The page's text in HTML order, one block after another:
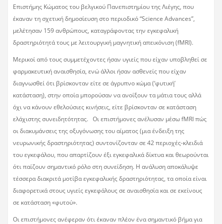
Επιστήμης Κώματος του βελγικού Πανεπιστημίου της Λιέγης, που
έκαναν τη σχετική δημοσίευση στο περιοδικό “Science Advances”,
μελέτησαν 159 ανθρώπους, καταγράφοντας την εγκεφαλική
δραστηριότητά τους με λειτουργική μαγνητική απεικόνιση (fMRI).
Μερικοί από τους συμμετέχοντες ήσαν υγιείς που είχαν υποβληθεί σε
φαρμακευτική αναισθησία, ενώ άλλοι ήσαν ασθενείς που είχαν
διαγνωσθεί ότι βρίσκονταν είτε σε άγρυπνο κώμα (‘φυτική’
κατάσταση), στην οποία μπορούσαν να ανοίξουν τα μάτια τους αλλά
όχι να κάνουν εθελούσιες κινήσεις, είτε βρίσκονταν σε κατάσταση
ελάχιστης συνειδητότητας. Οι επιστήμονες ανέλυσαν μέσω fMRI πώς
οι διακυμάνσεις της οξυγόνωσης του αίματος (μια ένδειξη της
νευρωνικής δραστηριότητας) συντονίζονταν σε 42 περιοχές-κλειδιά
του εγκεφάλου, που απαρτίζουν έξι εγκεφαλικά δίκτυα και θεωρούνται
ότι παίζουν σημαντικό ρόλο στη συνείδηση. Η ανάλυση αποκάλυψε
τέσσερα διακριτά μοτίβα εγκεφαλικής δραστηριότητας, τα οποία είναι
διαφορετικά στους υγιείς εγκεφάλους σε αναισθησία και σε εκείνους
σε κατάσταση «φυτού».
Οι επιστήμονες ανέφεραν ότι έκαναν πλέον ένα σημαντικό βήμα για